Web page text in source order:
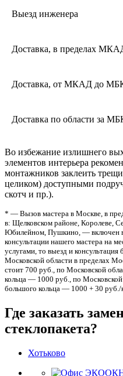
Выезд инженера
Доставка, в пределах
Доставка, от МКАД до
Доставка по области за
Во избежание излишнего
элементов интерьера
монтажников заклеить
целиком) доступными
скотч и пр.).
* — Вызов мастера в Москве, в
в: Щелковском районе, Королеве,
Юбилейном, Пушкино, — включен в
консультации нашего мастера на
услугами, то выезд и
Московской области в пределах
стоит 700 руб., по Московской
кольца — 1000 руб., по Московской
большого кольца — 1000 + 30 руб./
Где заказать
стеклопакета?
Хотьково